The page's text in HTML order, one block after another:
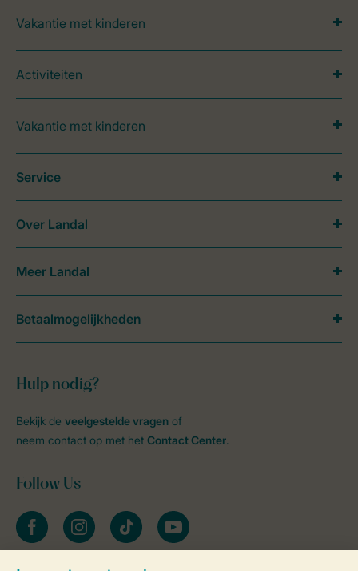
Vakantie met kinderen
Activiteiten
Vakantie met kinderen
Hulp nodig?
Bekijk de veelgestelde vragen of
neem contact op met het Contact Center.
Follow Us
facebookinstagramtiktok youtube
Service
Over Landal
Meer Landal
Betaalmogelijkheden